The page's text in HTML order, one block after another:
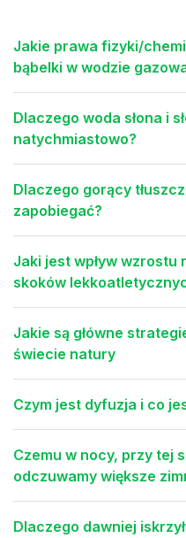
Jakie prawa fizyki/
bąbelki w wodzie
Dlaczego woda słona i
natychmiastowo?
Dlaczego gorący
zapobiegać?
Jaki jest wpływ wzrostu
skoków
Jakie są główne
świecie natury
Czym jest dyfuzja i co
Czemu w nocy, przy tej
odczuwamy większe
Dlaczego dawniej